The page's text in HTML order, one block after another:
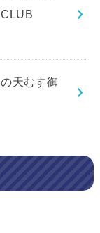
天むす御